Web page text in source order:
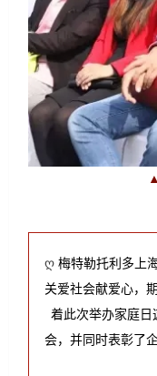
▲
ღ 梅特勒托利多上
关爱社会献爱心，
着此次举办家庭日
会，并同时表彰了